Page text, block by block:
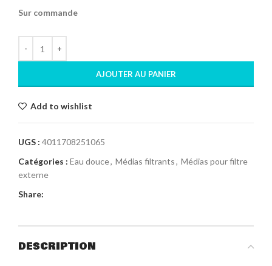
Sur commande
AJOUTER AU PANIER
Add to wishlist
UGS : 4011708251065
Catégories : Eau douce, Médias filtrants, Médias pour filtre
externe
Share:
DESCRIPTION